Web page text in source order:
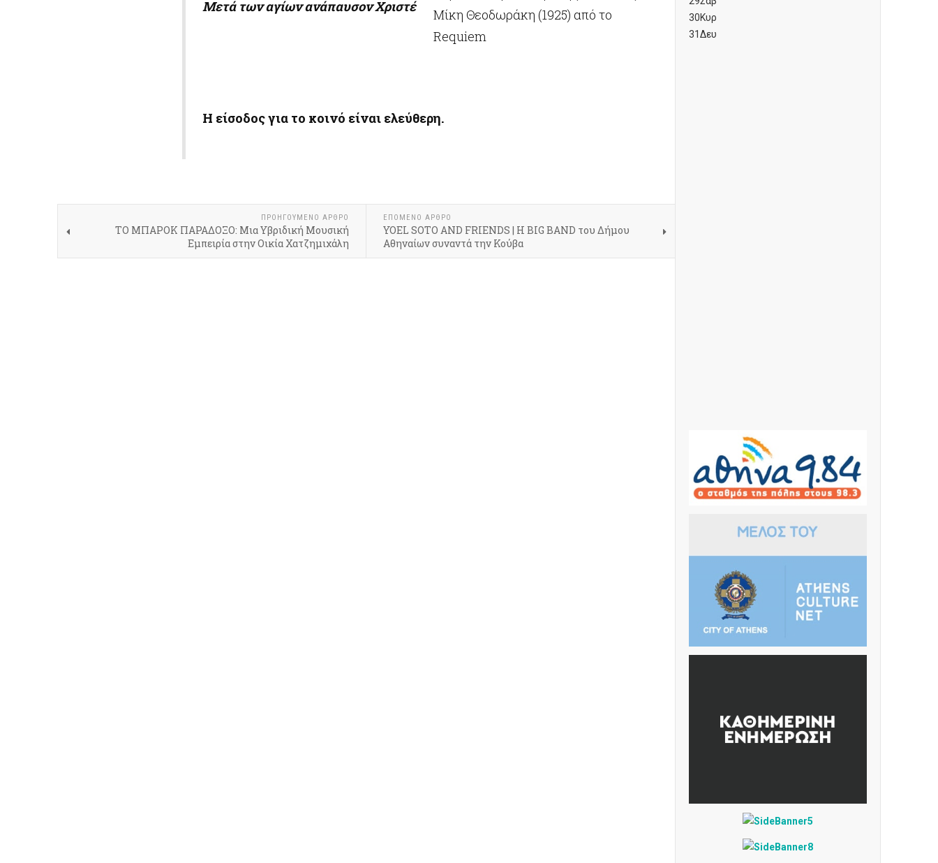
Μετά των αγίων ανάπαυσον Χριστέ Μίκη Θεοδωράκη (1925) από το
Requiem
Η είσοδος για το κοινό είναι ελεύθερη.
ΠΡΟΗΓΟΎΜΕΝΟ ΆΡΘΡΟ
ΤΟ ΜΠΑΡΟΚ ΠΑΡΑΔΟΞΟ: Μια Υβριδική Μουσική
Εμπειρία στην Οικία Χατζημιχάλη
ΕΠΌΜΕΝΟ ΆΡΘΡΟ
YOEL SOTO AND FRIENDS | Η BIG BAND του Δήμου
Αθηναίων συναντά την Κούβα
30Κυρ
31Δευ